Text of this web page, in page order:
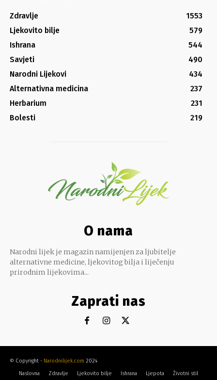
Zdravlje
1553
Ljekovito bilje
579
Ishrana
544
Savjeti
490
Narodni Lijekovi
434
Alternativna medicina
237
Herbarium
231
Bolesti
219
O nama
Narodni lijek je magazin namijenjen za ljubitelje
alternativne medicine, ljekovitog bilja i liječenju
prirodnim lijekovima...
Zaprati nas
© Copyright - Narodnilijek.com 2024
Naslovna
Zdravlje Ljekovito bilje Ishrana Ljepota Životni stil